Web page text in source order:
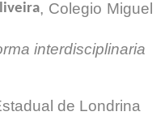
, Colegio Miguel
interdisciplinaria
de Londrina